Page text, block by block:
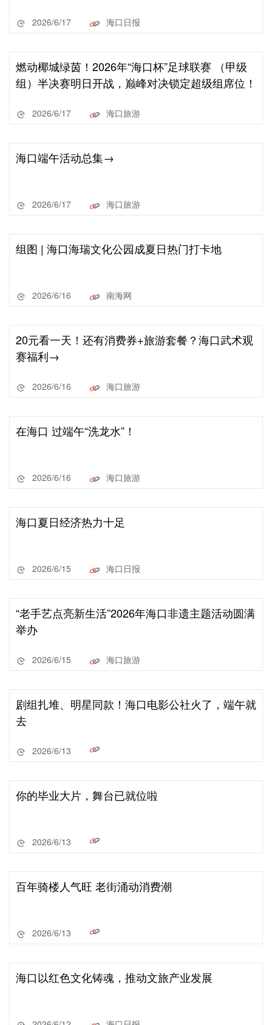
2026/6/17 海口日报
燃动椰城绿茵！2026年“海口杯”足球联赛 （甲级
组）半决赛明日开战，巅峰对决锁定超级组席位！
2026/6/17 海口旅游
海口端午活动总集→
2026/6/17 海口旅游
组图 | 海口海瑞文化公园成夏日热门打卡地
2026/6/16 南海网
20元看一天！还有消费券+旅游套餐？海口武术观
赛福利→
2026/6/16 海口旅游
在海口 过端午“洗龙水”！
2026/6/16 海口旅游
海口夏日经济热力十足
2026/6/15 海口日报
“老手艺点亮新生活”2026年海口非遗主题活动圆满
举办
2026/6/15 海口旅游
剧组扎堆、明星同款！海口电影公社火了，端午就
去
2026/6/13
你的毕业大片，舞台已就位啦
2026/6/13
百年骑楼人气旺 老街涌动消费潮
2026/6/13
海口以红色文化铸魂，推动文旅产业发展